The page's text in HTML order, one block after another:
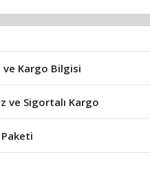
ve Kargo Bilgisi
ve Sigortalı Kargo